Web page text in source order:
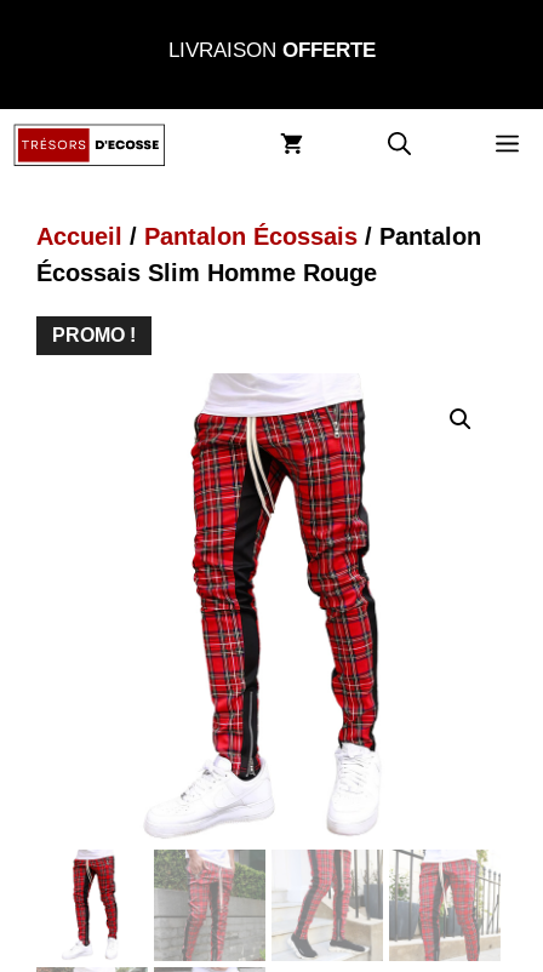
LIVRAISON OFFERTE
Accueil / Pantalon Écossais / Pantalon
Écossais Slim Homme Rouge
PROMO !